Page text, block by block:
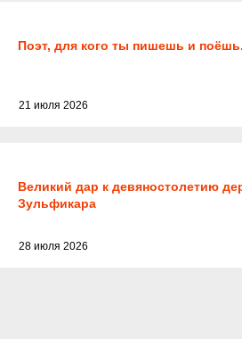
Поэт, для кого ты пишешь и
21 июля 2026
Великий дар к девяностолетию
Зульфикара
28 июля 2026